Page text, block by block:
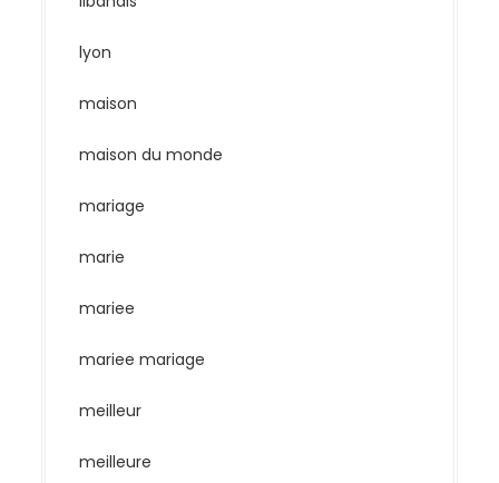
lyon
maison
maison du monde
mariage
marie
mariee
mariee mariage
meilleur
meilleure